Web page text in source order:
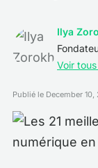
Ilya
Voir
Publié le December